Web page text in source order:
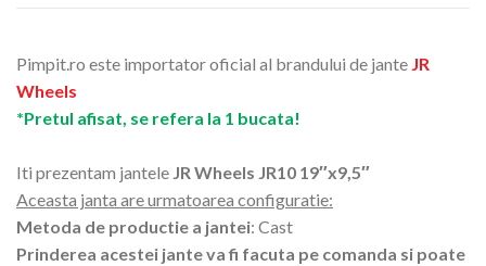
Pimpit.ro este importator oficial al brandului de jante JR
Wheels
*Pretul afisat, se refera la 1 bucata!
Iti prezentam jantele JR Wheels JR10 19″x9,5″
Aceasta janta are urmatoarea configuratie:
Metoda de productie a jantei: Cast
Prinderea acestei jante va fi facuta pe comanda si poate